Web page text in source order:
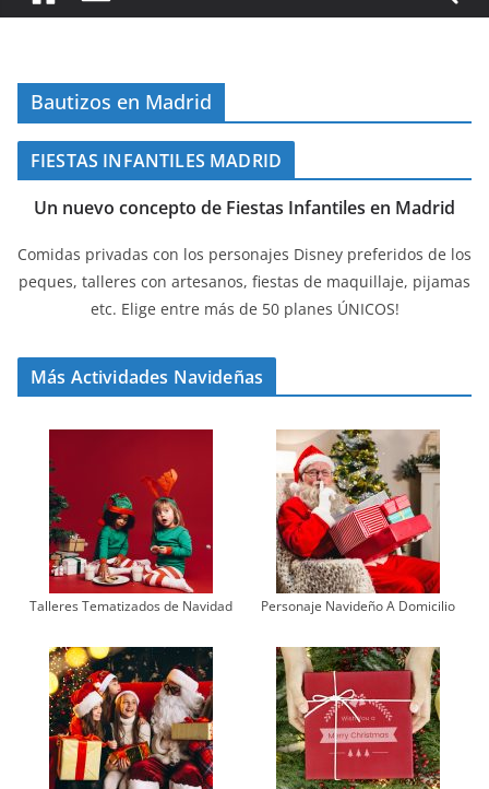
Bautizos en Madrid
FIESTAS INFANTILES MADRID
Un nuevo concepto de Fiestas Infantiles en Madrid
Comidas privadas con los personajes Disney preferidos de los
peques, talleres con artesanos, fiestas de maquillaje, pijamas
etc. Elige entre más de 50 planes ÚNICOS!
Más Actividades Navideñas
Talleres Tematizados de Navidad Personaje Navideño A Domicilio